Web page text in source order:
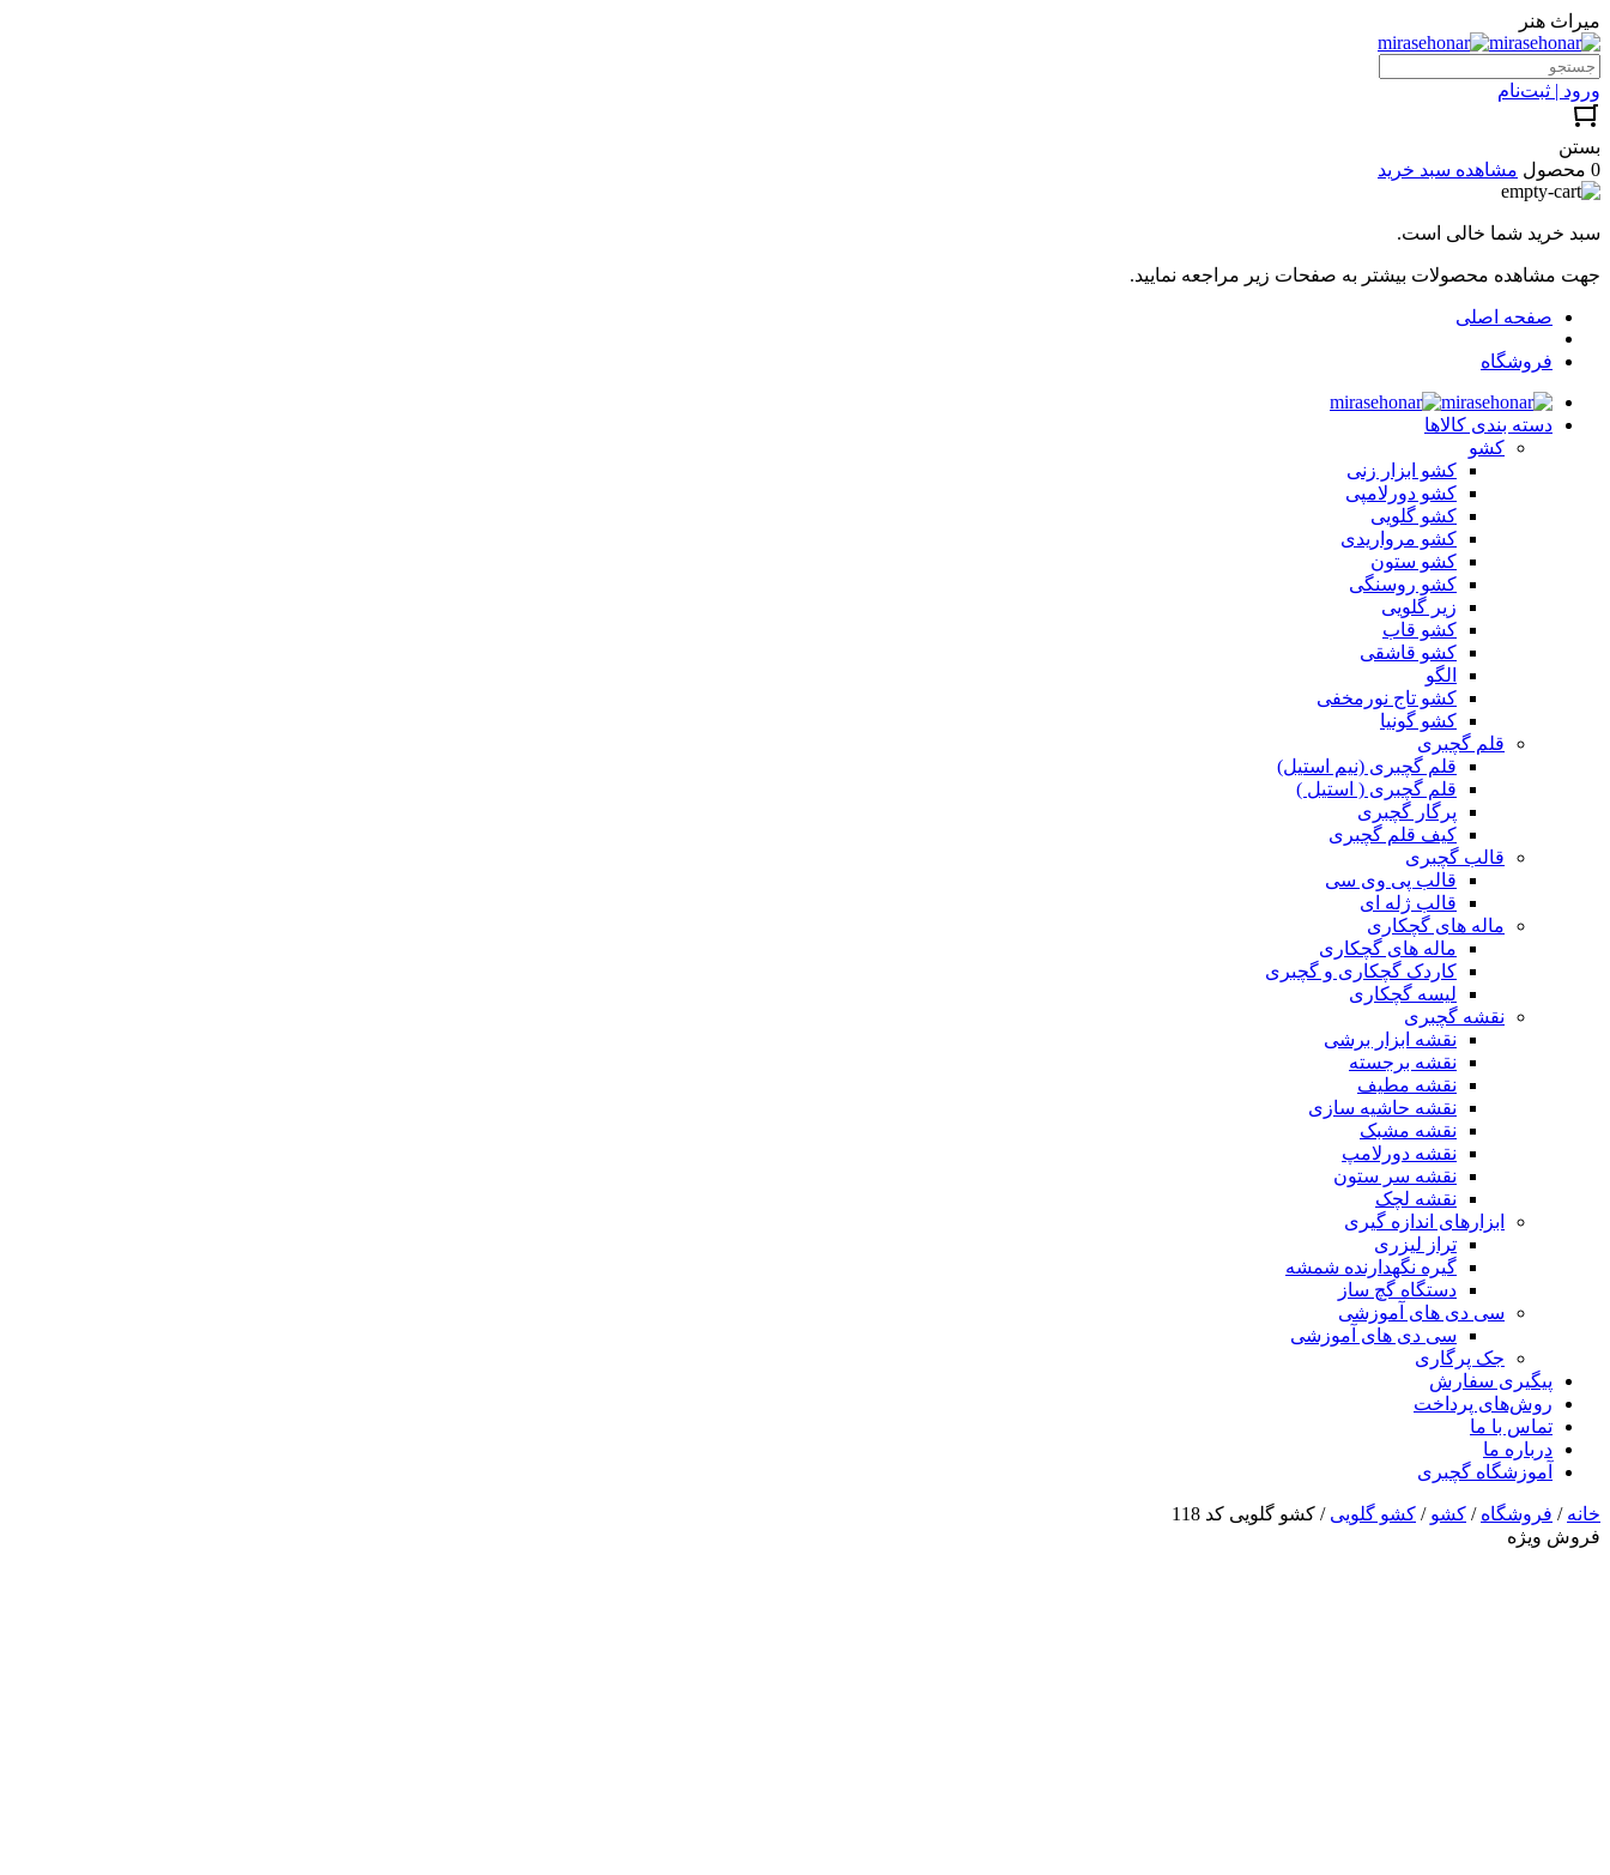
میراث هنر
ورود | ثبت‌نام
بستن
0 محصول
مشاهده سبد خرید
سبد خرید شما خالی است.
جهت مشاهده محصولات بیشتر به صفحات زیر مراجعه نمایید.
صفحه اصلی
فروشگاه
دسته بندی کالاها
کشو
کشو ابزار زنی
کشو دورلامپی
کشو گلویی
کشو مرواریدی
کشو ستون
کشو روسنگی
زیر گلویی
کشو قاب
کشو قاشقی
الگو
کشو تاج نورمخفی
کشو گونیا
قلم گچبری
قلم گچبری (نیم استیل)
قلم گچبری ( استیل )
پرگار گچبری
کیف قلم گچبری
قالب گچبری
قالب پی وی سی
قالب ژله ای
ماله های گچکاری
ماله های گچکاری
کاردک گچکاری و گچبری
لیسه گچکاری
نقشه گچبری
نقشه ابزار برشی
نقشه برجسته
نقشه مطیف
نقشه حاشیه سازی
نقشه مشبک
نقشه دورلامپ
نقشه سر ستون
نقشه لچک
ابزارهای اندازه گیری
تراز لیزری
گیره نگهدارنده شمشه
دستگاه گچ ساز
سی دی های آموزشی
سی دی های آموزشی
جک پرگاری
پیگیری سفارش
روش‌های پرداخت
تماس با ما
درباره ما
آموزشگاه گچبری
خانه / فروشگاه / کشو / کشو گلویی / کشو گلویی کد 118
فروش ویژه